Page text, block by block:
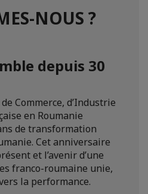
NOUS ?
depuis 30
Commerce, d’Industrie
en Roumanie
de transformation
Cet anniversaire
et l’avenir d’une
franco-roumaine unie,
la performance.